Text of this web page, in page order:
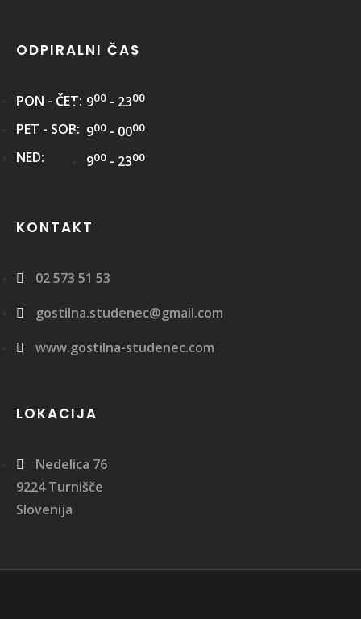
ODPIRALNI ČAS
PON - ČET:
PET - SOB:
NED:
900 - 2300
900 - 0000
900 - 2300
KONTAKT
02 573 51 53
gostilna.studenec@gmail.com
www.gostilna-studenec.com
LOKACIJA
Nedelica 76
9224 Turnišče
Slovenija